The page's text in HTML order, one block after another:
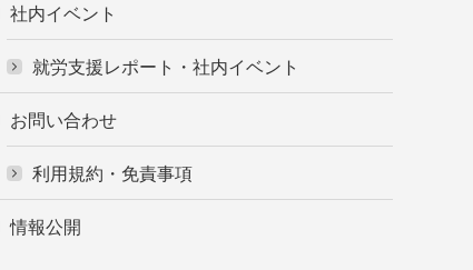
社内イベント
就労支援レポート・社内イベント
お問い合わせ
利用規約・免責事項
情報公開